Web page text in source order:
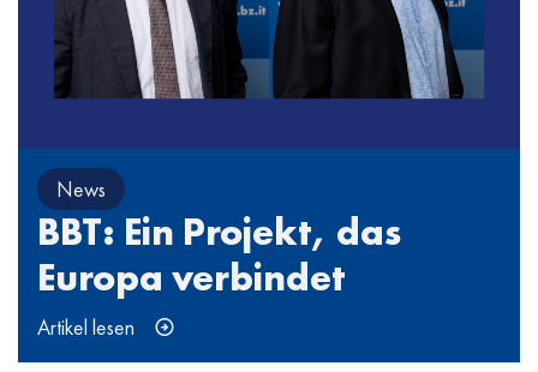
News
BBT: Ein Projekt, das
Europa verbindet
Artikel lesen